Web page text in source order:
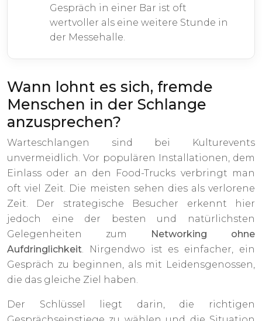
Gespräch in einer Bar ist oft
wertvoller als eine weitere Stunde in
der Messehalle.
Wann lohnt es sich, fremde
Menschen in der Schlange
anzusprechen?
Warteschlangen sind bei Kulturevents
unvermeidlich. Vor populären Installationen, dem
Einlass oder an den Food-Trucks verbringt man
oft viel Zeit. Die meisten sehen dies als verlorene
Zeit. Der strategische Besucher erkennt hier
jedoch eine der besten und natürlichsten
Gelegenheiten zum
Networking ohne
Aufdringlichkeit. Nirgendwo ist es einfacher, ein
Gespräch zu beginnen, als mit Leidensgenossen,
die das gleiche Ziel haben.
Der Schlüssel liegt darin, die richtigen